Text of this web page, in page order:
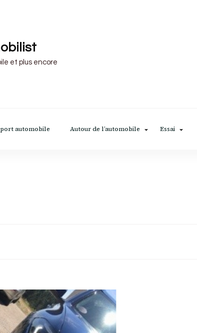
et plus encore
automobile Autour de l’automobile Essai